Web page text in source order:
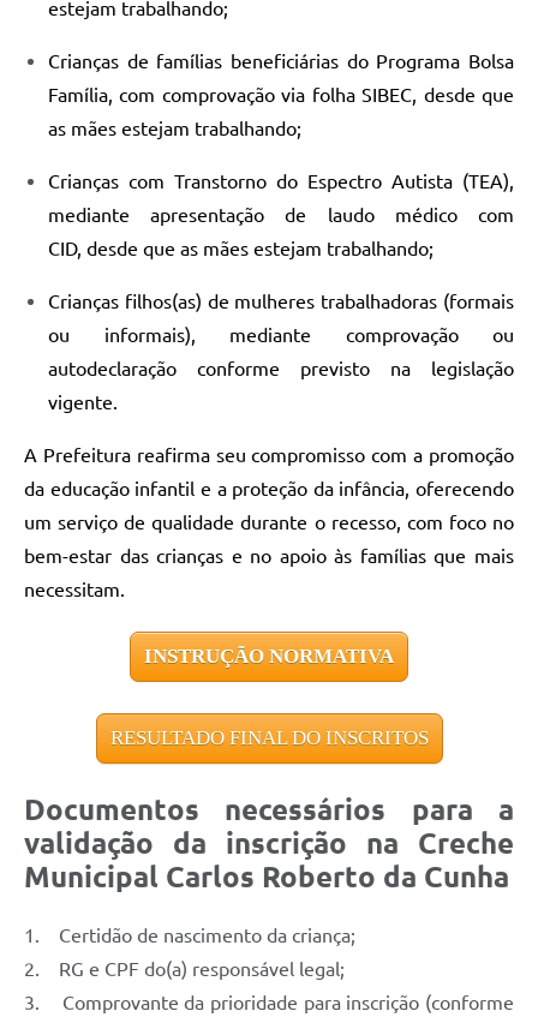
estejam trabalhando;
Crianças de famílias beneficiárias do Programa Bolsa
Família, com comprovação via folha SIBEC, desde que
as mães estejam trabalhando;
Crianças com Transtorno do Espectro Autista (TEA),
mediante apresentação de laudo médico com
CID, desde que as mães estejam trabalhando;
Crianças filhos(as) de mulheres trabalhadoras (formais
ou informais), mediante comprovação ou
autodeclaração conforme previsto na legislação
vigente.
A Prefeitura reafirma seu compromisso com a promoção
da educação infantil e a proteção da infância, oferecendo
um serviço de qualidade durante o recesso, com foco no
bem-estar das crianças e no apoio às famílias que mais
necessitam.
INSTRUÇÃO NORMATIVA
RESULTADO FINAL DO INSCRITOS
Documentos necessários para a
validação da inscrição na Creche
Municipal Carlos Roberto da Cunha
1. Certidão de nascimento da criança;
2. RG e CPF do(a) responsável legal;
3. Comprovante da prioridade para inscrição (conforme